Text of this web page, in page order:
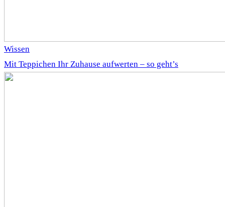
Wissen
Mit Teppichen Ihr Zuhause aufwerten – so geht’s